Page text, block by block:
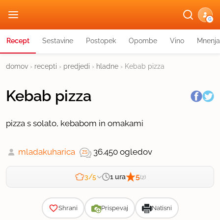
G
Recept Sestavine Postopek Opombe Vino Mnenja
domov › recepti › predjedi › hladne › Kebab pizza
Kebab pizza
pizza s solato, kebabom in omakami
mladakuharica 36.450 ogledov
3/5 1 ura 5(2)
Shrani Prispevaj Natisni